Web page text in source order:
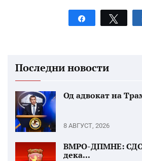
Последни новости
Од адвокат на
8 АВГУСТ, 2026
ВМРО-ДПМНЕ:
дека...